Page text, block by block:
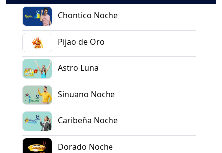
Chontico Noche
Pijao de Oro
Astro Luna
Sinuano Noche
Caribeña Noche
Dorado Noche